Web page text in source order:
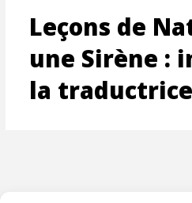
Leçons de
une Sirène :
la traductrice